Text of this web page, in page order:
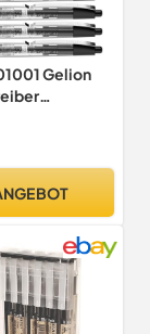
Gelion
Mine,
ultra